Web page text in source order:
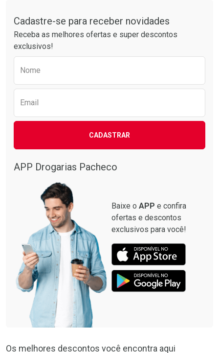
Ver Desconto Convênio Ver Desconto Convênio
Cadastre-se para receber novidades
Receba as melhores ofertas e super descontos
exclusivos!
Nome
Email
CADASTRAR
APP Drogarias Pacheco
Baixe o APP e confira
ofertas e descontos
exclusivos para você!
Os melhores descontos você encontra aqui